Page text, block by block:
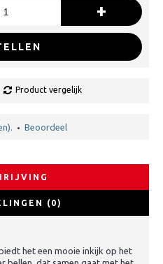
+
Product vergelijk
• Beoordeel
(0)
het een mooie inkijk op het